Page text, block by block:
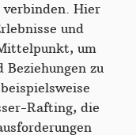
Hier
und
um
zu
Rafting, die